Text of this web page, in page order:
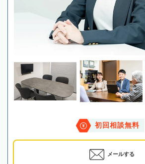
初回相談無料
メールする